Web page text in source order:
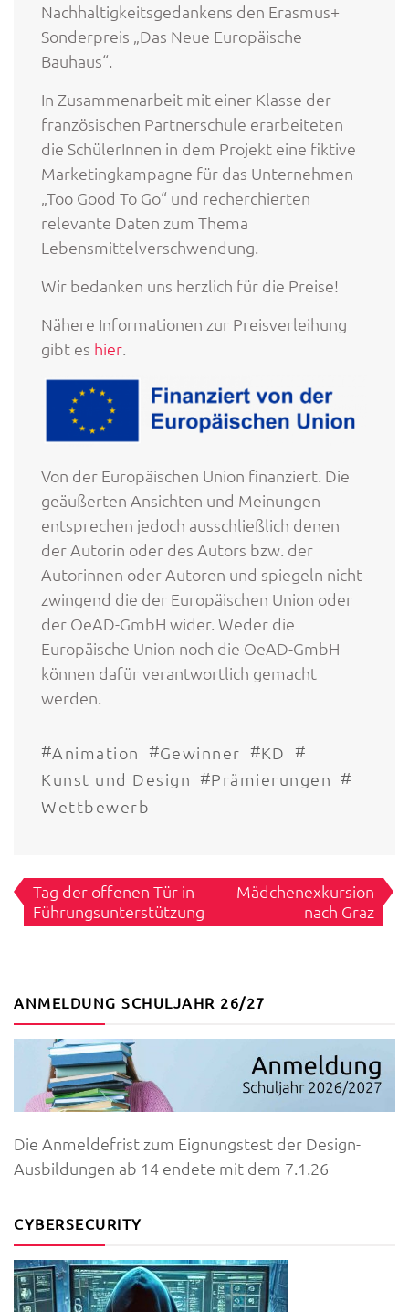
Nachhaltigkeitsgedankens den Erasmus+
Sonderpreis „Das Neue Europäische
Bauhaus“.
In Zusammenarbeit mit einer Klasse der
französischen Partnerschule erarbeiteten
die SchülerInnen in dem Projekt eine fiktive
Marketingkampagne für das Unternehmen
„Too Good To Go“ und recherchierten
relevante Daten zum Thema
Lebensmittelverschwendung.
Wir bedanken uns herzlich für die Preise!
Nähere Informationen zur Preisverleihung
gibt es hier.
Von der Europäischen Union finanziert. Die
geäußerten Ansichten und Meinungen
entsprechen jedoch ausschließlich denen
der Autorin oder des Autors bzw. der
Autorinnen oder Autoren und spiegeln nicht
zwingend die der Europäischen Union oder
der OeAD-GmbH wider. Weder die
Europäische Union noch die OeAD-GmbH
können dafür verantwortlich gemacht
werden.
#Animation #Gewinner #KD #
Kunst und Design #Prämierungen #
Wettbewerb
Tag der offenen Tür in
Führungsunterstützungsschule
Mädchenexkursion
nach Graz
ANMELDUNG SCHULJAHR 26/27
Die Anmeldefrist zum Eignungstest der Design-
Ausbildungen ab 14 endete mit dem 7.1.26
CYBERSECURITY